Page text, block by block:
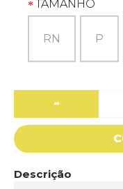
TAMANHO
RN P
-
Descrição